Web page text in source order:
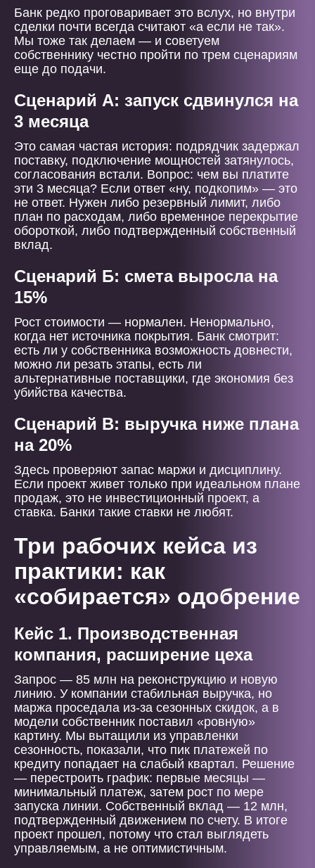
Банк редко проговаривает это вслух, но внутри
сделки почти всегда считают «а если не так».
Мы тоже так делаем — и советуем
собственнику честно пройти по трем сценариям
еще до подачи.
Сценарий А: запуск сдвинулся на
3 месяца
Это самая частая история: подрядчик задержал
поставку, подключение мощностей затянулось,
согласования встали. Вопрос: чем вы платите
эти 3 месяца? Если ответ «ну, подкопим» — это
не ответ. Нужен либо резервный лимит, либо
план по расходам, либо временное перекрытие
обороткой, либо подтвержденный собственный
вклад.
Сценарий Б: смета выросла на
15%
Рост стоимости — нормален. Ненормально,
когда нет источника покрытия. Банк смотрит:
есть ли у собственника возможность довнести,
можно ли резать этапы, есть ли
альтернативные поставщики, где экономия без
убийства качества.
Сценарий В: выручка ниже плана
на 20%
Здесь проверяют запас маржи и дисциплину.
Если проект живет только при идеальном плане
продаж, это не инвестиционный проект, а
ставка. Банки такие ставки не любят.
Три рабочих кейса из
практики: как
«собирается» одобрение
Кейс 1. Производственная
компания, расширение цеха
Запрос — 85 млн на реконструкцию и новую
линию. У компании стабильная выручка, но
маржа проседала из-за сезонных скидок, а в
модели собственник поставил «ровную»
картину. Мы вытащили из управленки
сезонность, показали, что пик платежей по
кредиту попадает на слабый квартал. Решение
— перестроить график: первые месяцы —
минимальный платеж, затем рост по мере
запуска линии. Собственный вклад — 12 млн,
подтвержденный движением по счету. В итоге
проект прошел, потому что стал выглядеть
управляемым, а не оптимистичным.